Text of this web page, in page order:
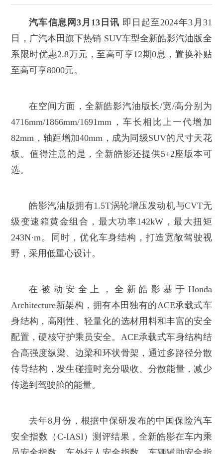
汽车信息网3月13日讯 即日起至2024年3月31
日，广汽本田旗下热销 SUV车型全新皓影汽油版全
系限时优惠2.8万元，至高可享12期0息，置换补贴
至高可享8000元。
在空间方面，全新皓影汽油版长/宽/高分别为
4716mm/1866mm/1691mm，车长相比上一代增加
82mm，轴距增加40mm，成为同级SUV的尺寸天花
板。值得注意的是，全新皓影还提供5+2座版本可
选。
皓影汽油版拥有1.5T涡轮增压发动机与CVT无
级变速箱黄金组合，最大功率142kW，最大扭矩
243N·m。同时，优化车身结构，打造宽敞驾驶视
野，采用低重心设计。
在被动安全上，全新皓影基于Honda
Architecture新架构，拥有本田独有的ACE承载式车
身结构，高刚性、轻量化的选材用料和丰富的安全
配置，硬核守护乘员安全。ACE承载式车身结构结
合高强度纵梁、边梁和环状骨架，通过多路径分散
传导结构，发生碰撞时充分吸收、分散能量，减少
传递到驾驶舱的能量。
去年8月份，根据中保研发布的中国保险汽车
安全指数（C-IASI）测评结果，全新皓影在车内乘